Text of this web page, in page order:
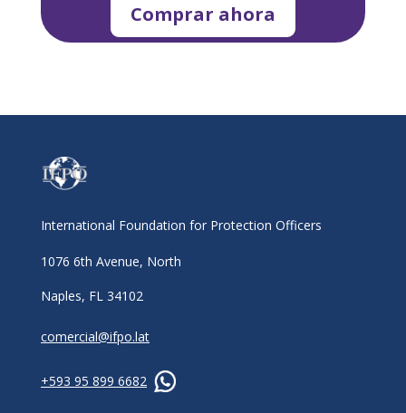
Comprar ahora
International Foundation for Protection Officers
1076 6th Avenue, North
Naples, FL 34102
comercial@ifpo.lat
+593 95 899 6682